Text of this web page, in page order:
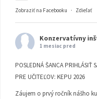
Zobraziť na Facebooku · Zdieľať
Konzervatívny
1 mesiac pred
POSLEDNÁ ŠANCA PRIHLÁSIŤ
PRE UČITEĽOV: KEPU 2026
Záujem o prvý ročník nášho